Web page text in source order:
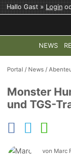
Hallo Gast »Login
NEWS
TOP-THEMEN:
Portal / News /
Monster
und TGS-
von Marc